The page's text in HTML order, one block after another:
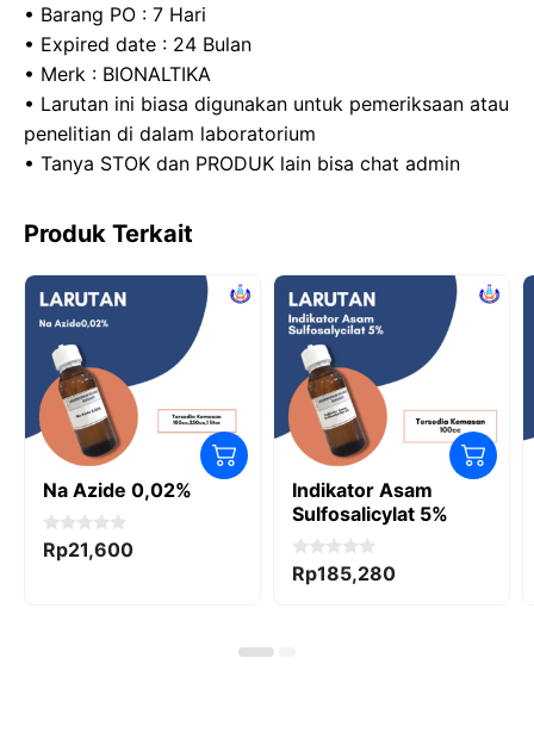
• Barang PO : 7 Hari
• Expired date : 24 Bulan
• Merk : BIONALTIKA
• Larutan ini biasa digunakan untuk pemeriksaan atau
penelitian di dalam laboratorium
• Tanya STOK dan PRODUK lain bisa chat admin
Produk Terkait
Na Azide 0,02%
0
o
Rp21,600
Indikator Asam
Sulfosalicylat 5%
0
o
Rp185,280